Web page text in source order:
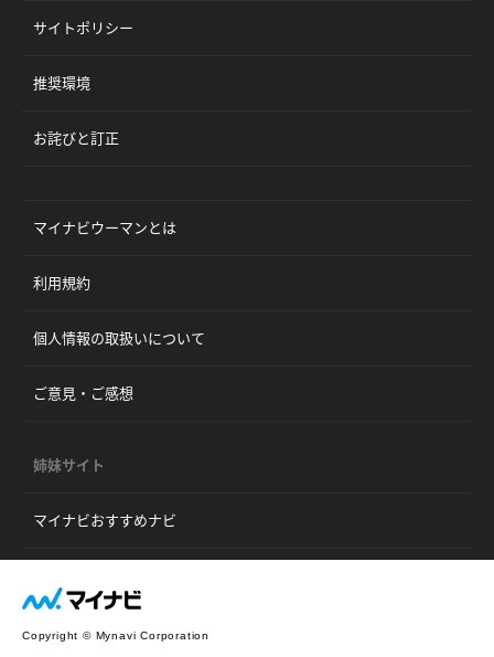
サイトポリシー
推奨環境
お詫びと訂正
マイナビウーマンとは
利用規約
個人情報の取扱いについて
ご意見・ご感想
姉妹サイト
マイナビおすすめナビ
Copyright © Mynavi Corporation